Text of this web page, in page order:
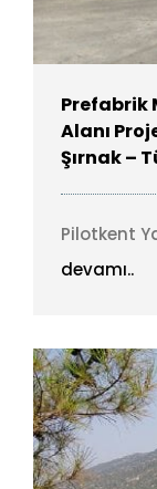
Prefabrik
Alanı
Şırnak –
Pilotkent
devamı..